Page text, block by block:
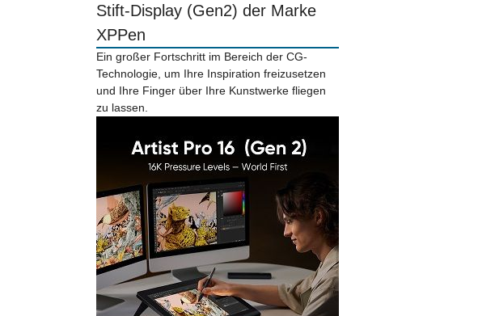
Stift-Display (Gen2) der Marke
XPPen
Ein großer Fortschritt im Bereich der CG-
Technologie, um Ihre Inspiration freizusetzen
und Ihre Finger über Ihre Kunstwerke fliegen
zu lassen.